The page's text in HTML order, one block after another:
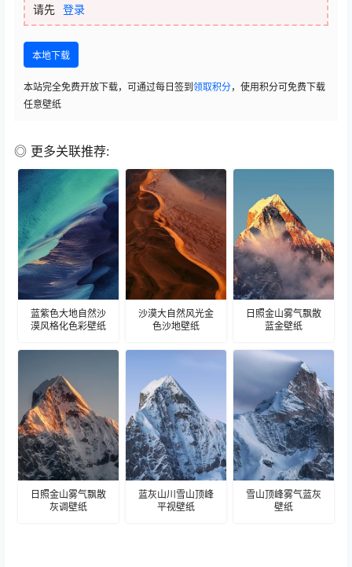
请先 登录
本地下载
本站完全免费开放下载，可通过每日签到 领取积分，使用积分可免费下载
任意壁纸
◎ 更多关联推荐:
蓝紫色大地自然沙
漠风格化色彩壁纸
沙漠大自然风光金
色沙地壁纸
日照金山雾气飘散
蓝金壁纸
日照金山雾气飘散
灰调壁纸
蓝灰山川雪山顶峰
平视壁纸
雪山顶峰雾气蓝灰
壁纸